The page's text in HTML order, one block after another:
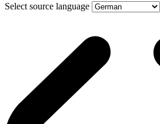
Select source language